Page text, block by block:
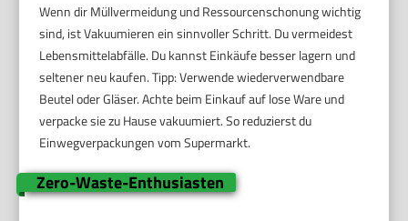
Wenn dir Müllvermeidung und Ressourcenschonung wichtig
sind, ist Vakuumieren ein sinnvoller Schritt. Du vermeidest
Lebensmittelabfälle. Du kannst Einkäufe besser lagern und
seltener neu kaufen. Tipp: Verwende wiederverwendbare
Beutel oder Gläser. Achte beim Einkauf auf lose Ware und
verpacke sie zu Hause vakuumiert. So reduzierst du
Einwegverpackungen vom Supermarkt.
Zero-Waste-Enthusiasten